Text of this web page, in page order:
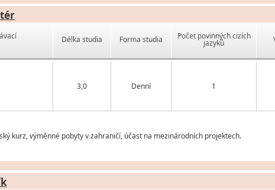
Délka studia Forma studia Počet povinných cizích
jazyků
3,0 Denní 1
kurz, výměnné pobyty v zahraničí, účast na mezinárodních projektech.